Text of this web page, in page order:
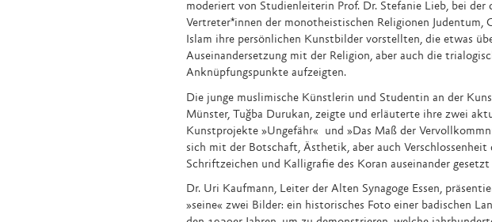
moderiert von Studienleiterin Prof. Dr. Stefanie Lieb, bei der
Vertreter*innen der monotheistischen Religionen Judentum,
Islam ihre persönlichen Kunstbilder vorstellten, die etwas
Auseinandersetzung mit der Religion, aber auch die
Anknüpfungspunkte aufzeigten.
Die junge muslimische Künstlerin und Studentin an der
Münster, Tuğba Durukan, zeigte und erläuterte ihre zwei
Kunstprojekte »Ungefähr« und »Das Maß der
sich mit der Botschaft, Ästhetik, aber auch Verschlossenheit
Schriftzeichen und Kalligrafie des Koran auseinander gesetzt
Dr. Uri Kaufmann, Leiter der Alten Synagoge Essen,
»seine« zwei Bilder: ein historisches Foto einer badischen